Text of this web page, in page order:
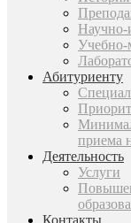
Научно-
Учебно-
Абитуриенту
приема
Деятельность
Услуги
Контакты